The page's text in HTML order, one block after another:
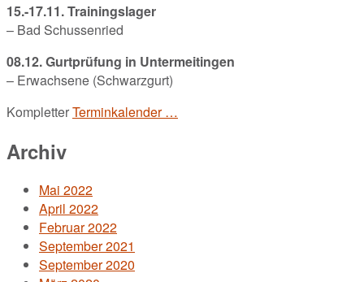
15.-17.11. Trainingslager
– Bad Schussenried
08.12. Gurtprüfung in Untermeitingen
– Erwachsene (Schwarzgurt)
KompletterTerminkalender …
Archiv
Mai 2022
April 2022
Februar 2022
September 2021
September 2020